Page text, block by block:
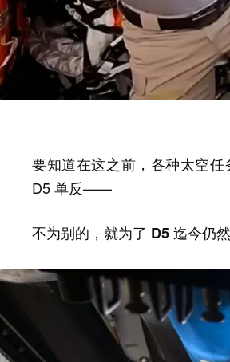
要知道在这之前，各种太空
D5 单反——
不为别的，就为了 D5 迄今仍